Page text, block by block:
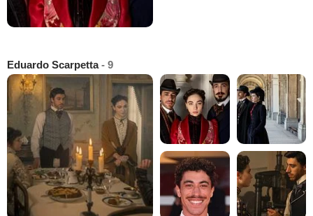
Eduardo Scarpetta- 9